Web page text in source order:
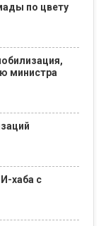
по цвету
министра
хаба с